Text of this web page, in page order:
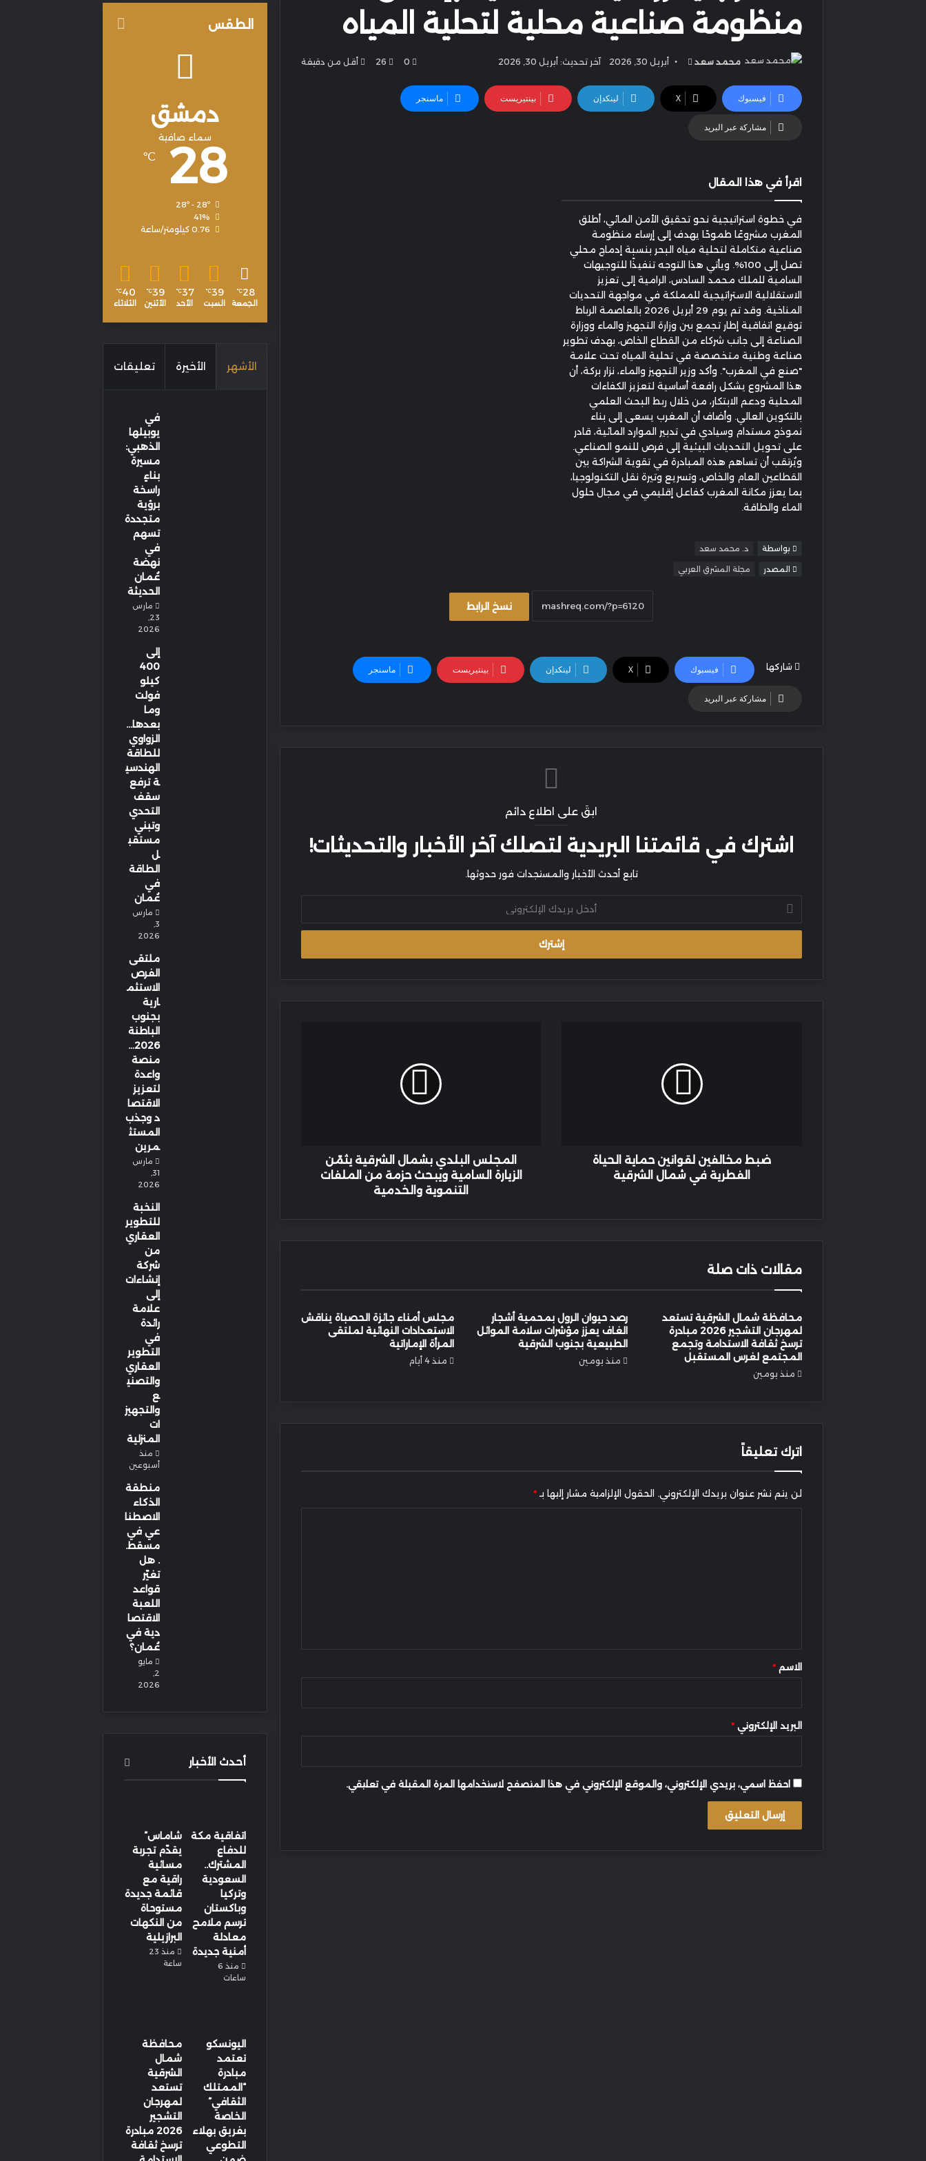
منظومة صناعية محلية لتحلية المياه
محمد سعد
أرسل
إلكترونيا
أبريل 30, 2026 آخر تحديث: أبريل 30, 2026 0
26 أقل من دقيقة
فيسبوك ‫X لينكدإن بينتيريست ماسنجر
مشاركة عبر البريد
اقرأ في هذا المقال
في خطوة استراتيجية نحو تحقيق الأمن المائي، أطلق
المغرب مشروعًا طموحًا يهدف إلى إرساء منظومة
صناعية متكاملة لتحلية مياه البحر بنسبة إدماج محلي
تصل إلى 100%. ويأتي هذا التوجه تنفيذًا للتوجيهات
السامية للملك محمد السادس، الرامية إلى تعزيز
الاستقلالية الاستراتيجية للمملكة في مواجهة التحديات
المناخية. وقد تم يوم 29 أبريل 2026 بالعاصمة الرباط
توقيع اتفاقية إطار تجمع بين وزارة التجهيز والماء ووزارة
الصناعة إلى جانب شركاء من القطاع الخاص، بهدف تطوير
صناعة وطنية متخصصة في تحلية المياه تحت علامة
"صنع في المغرب". وأكد وزير التجهيز والماء، نزار بركة، أن
هذا المشروع يشكل رافعة أساسية لتعزيز الكفاءات
المحلية ودعم الابتكار، من خلال ربط البحث العلمي
بالتكوين العالي. وأضاف أن المغرب يسعى إلى بناء
نموذج مستدام وسيادي في تدبير الموارد المائية، قادر
على تحويل التحديات البيئية إلى فرص للنمو الصناعي.
ويُرتقب أن تساهم هذه المبادرة في تقوية الشراكة بين
القطاعين العام والخاص، وتسريع وتيرة نقل التكنولوجيا،
بما يعزز مكانة المغرب كفاعل إقليمي في مجال حلول
الماء والطاقة.
بواسطة د. محمد سعد
المصدر مجلة المشرق العربي
نسخ الرابط
شاركها فيسبوك ‫X لينكدإن بينتيريست ماسنجر
مشاركة عبر البريد
ابقَ على اطلاع دائم
اشترك في قائمتنا البريدية لتصلك آخر الأخبار والتحديثات!
تابع أحدث الأخبار والمستجدات فور حدوثها.
بريدك
الإلكتروني
ضبط مخالفين لقوانين حماية الحياة
الفطرية في شمال الشرقية
الملفات
المجلس البلدي بشمال الشرقية يثمّن
الزيارة السامية ويبحث حزمة من الملفات
التنموية والخدمية
مقالات ذات صلة
محافظة شمال الشرقية تستعد
لمهرجان التشجير 2026 مبادرة
ترسخ ثقافة الاستدامة وتجمع
المجتمع لغرس المستقبل
منذ يومين
رصد حيوان الرول بمحمية أشجار
الغاف يعزز مؤشرات سلامة الموائل
الطبيعية بجنوب الشرقية
منذ يومين
مجلس أمناء جائزة الحصباة يناقش
الاستعدادات النهائية لملتقى
المرأة الإماراتية
منذ 4 أيام
اترك تعليقاً
لن يتم نشر عنوان بريدك الإلكتروني. الحقول الإلزامية مشار إليها بـ*
*الاسم*
البريد الإلكتروني*
احفظ اسمي، بريدي الإلكتروني، والموقع الإلكتروني في هذا المتصفح لاستخدامها المرة المقبلة في تعليقي.
الطقس
دمشق
سماء صافية
28
℃
41%
0.76 كيلومتر/ساعة
28
℃
الجمعة
39
℃
السبت
37
℃
الأحد
39
℃
الأثنين
40
℃
الثلاثاء
الأشهر الأخيرة تعليقات
في
يوبيلها
الذهبي:
مسيرة
بناءٍ
راسخة
برؤية
متجددة
تسهم
في
نهضة
عُمان
الحديثة
مارس
23,
2026
إلى
400
كيلو
فولت
وما
بعدها…
الزواوي
للطاقة
الهندسي
ة ترفع
سقف
التحدي
وتبني
مستقب
ل
الطاقة
في
عُمان
مارس
3,
2026
ملتقى
الفرص
الاستثم
ارية
بجنوب
الباطنة
2026…
منصة
واعدة
لتعزيز
الاقتصا
د وجذب
المستث
مرين
مارس
31,
2026
النخبة
للتطوير
العقاري
من
شركة
إنشاءات
إلى
علامة
رائدة
في
التطوير
العقاري
والتصني
ع
والتجهيز
ات
المنزلية
منذ
أسبوعين
منطقة
الذكاء
الاصطنا
عي في
مسقط.
. هل
تغيّر
قواعد
اللعبة
الاقتصا
دية في
عُمان؟
مايو
2,
2026
أحدث الأخبار
اتفاقية مكة
للدفاع
المشترك..
السعودية
وتركيا
وباكستان
ترسم ملامح
معادلة
أمنية جديدة
منذ 6
ساعات
شاماس”
يقدّم تجربة
مسائية
راقية مع
قائمة جديدة
مستوحاة
من النكهات
البرازيلية
منذ 23
ساعة
اليونسكو
تعتمد
مبادرة
“الممتلك
الثقافي”
الخاصة
بفريق بهلاء
التطوعي
محافظة
شمال
الشرقية
تستعد
لمهرجان
التشجير
2026 مبادرة
ترسخ ثقافة